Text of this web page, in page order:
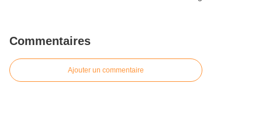
Commentaires
Ajouter un commentaire